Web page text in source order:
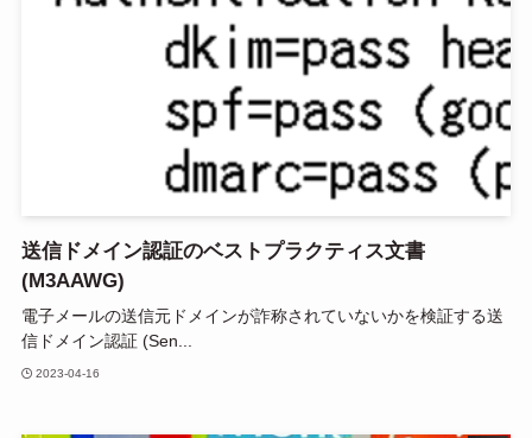
送信ドメイン認証のベストプラクティス文書
(M3AAWG)
電子メールの送信元ドメインが詐称されていないかを検証する送
信ドメイン認証 (Sen...
2023-04-16